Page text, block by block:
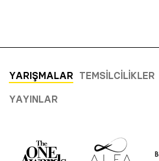
YARIŞMALAR TEMSILCILIKLER
YAYINLAR